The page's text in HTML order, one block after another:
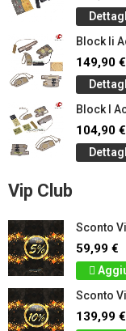
Block Ii
149,90 €
Block I
104,90 €
Vip Club
Sconto
59,99 €
Sconto
139,99 €